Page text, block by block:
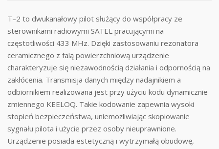
T–2 to dwukanałowy pilot służący do współpracy ze
sterownikami radiowymi SATEL pracującymi na
częstotliwości 433 MHz. Dzięki zastosowaniu rezonatora
ceramicznego z falą powierzchniową urządzenie
charakteryzuje się niezawodnością działania i odpornością na
zakłócenia. Transmisja danych między nadajnikiem a
odbiornikiem realizowana jest przy użyciu kodu dynamicznie
zmiennego KEELOQ. Takie kodowanie zapewnia wysoki
stopień bezpieczeństwa, uniemożliwiając skopiowanie
sygnału pilota i użycie przez osoby nieuprawnione.
Urządzenie posiada estetyczną i wytrzymałą obudowę,